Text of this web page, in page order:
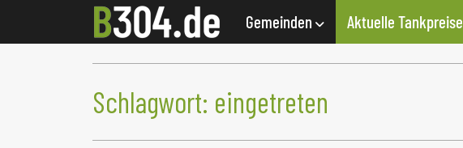
Gemeinden Aktuelle Tankpreise
Schlagwort: eingetreten